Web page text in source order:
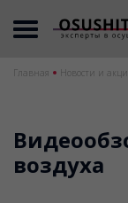
Главная Новости и
воздуха